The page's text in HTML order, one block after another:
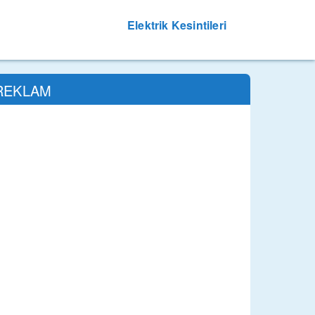
Elektrik Kesintileri